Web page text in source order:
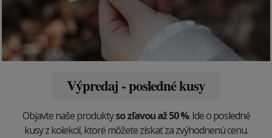
Výpredaj - posledné kusy
Objavte naše produktyso zľavou až 50 %. Ide o posledné
kusy z kolekcií, ktoré môžete získať za zvýhodnenú cenu.